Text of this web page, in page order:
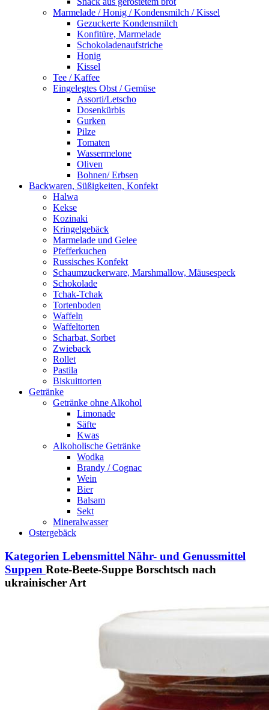
Marmelade / Honig / Kondensmilch / Kissel
Gezuckerte Kondensmilch
Konfitüre, Marmelade
Schokoladenaufstriche
Honig
Kissel
Tee / Kaffee
Eingelegtes Obst / Gemüse
Assorti/Letscho
Dosenkürbis
Gurken
Pilze
Tomaten
Wassermelone
Oliven
Bohnen/ Erbsen
Backwaren, Süßigkeiten, Konfekt
Halwa
Kekse
Kozinaki
Kringelgebäck
Marmelade und Gelee
Pfefferkuchen
Russisches Konfekt
Schaumzuckerware, Marshmallow, Mäusespeck
Schokolade
Tchak-Tchak
Tortenboden
Waffeln
Waffeltorten
Scharbat, Sorbet
Zwieback
Rollet
Pastila
Biskuittorten
Getränke
Getränke ohne Alkohol
Limonade
Säfte
Kwas
Alkoholische Getränke
Wodka
Brandy / Cognac
Wein
Bier
Balsam
Sekt
Mineralwasser
Ostergebäck
Kategorien Lebensmittel Nähr- und Genussmittel
Suppen Rote-Beete-Suppe Borschtsch nach
ukrainischer Art